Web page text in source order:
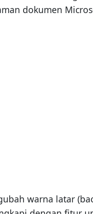
dokumen
warna latar